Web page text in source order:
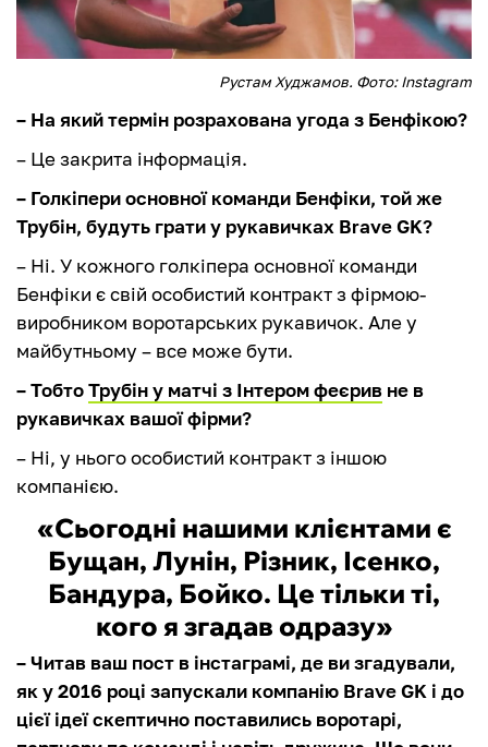
Рустам Худжамов. Фото: Instagram
– На який термін розрахована угода з Бенфікою?
– Це закрита інформація.
– Голкіпери основної команди Бенфіки, той же
Трубін, будуть грати у рукавичках Brave GK?
– Ні. У кожного голкіпера основної команди
Бенфіки є свій особистий контракт з фірмою-
виробником воротарських рукавичок. Але у
майбутньому – все може бути.
– ТобтоТрубін у матчі з Інтером феєрив не в
рукавичках вашої фірми?
– Ні, у нього особистий контракт з іншою
компанією.
«Сьогодні нашими клієнтами є
Бущан, Лунін, Різник, Ісенко,
Бандура, Бойко. Це тільки ті,
кого я згадав одразу»
– Читав ваш пост в інстаграмі, де ви згадували,
як у 2016 році запускали компанію Brave GK і до
цієї ідеї скептично поставились воротарі,